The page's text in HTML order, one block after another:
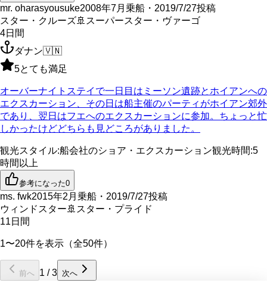
mr. oharasyousuke2008年7月乗船・2019/7/27投稿
スター・クルーズ🚢 スーパースター・ヴァーゴ
4日間
ダナン🇻🇳
5とても満足
オーバーナイトステイで一日目はミーソン遺跡とホイアンへの
エクスカーション、その日は船主催のパーティがホイアン郊外
であり、翌日はフエへのエクスカーションに参加。ちょっと忙
しかったけどどちらも見どころがありました。
観光スタイル:船会社のショア・エクスカーション観光時間:5
時間以上
参考になった0
ms. fwk2015年2月乗船・2019/7/27投稿
ウィンドスター 🚢 スター・プライド
11 日間
1〜20件を表示（全50件）
前へ 1 /3 次へ